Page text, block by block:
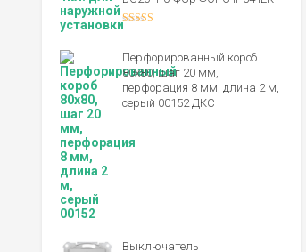
Перфорированный короб
80х80, шаг 20 мм,
перфорация 8 мм, длина 2 м,
серый 00152 ДКС
Выключатель